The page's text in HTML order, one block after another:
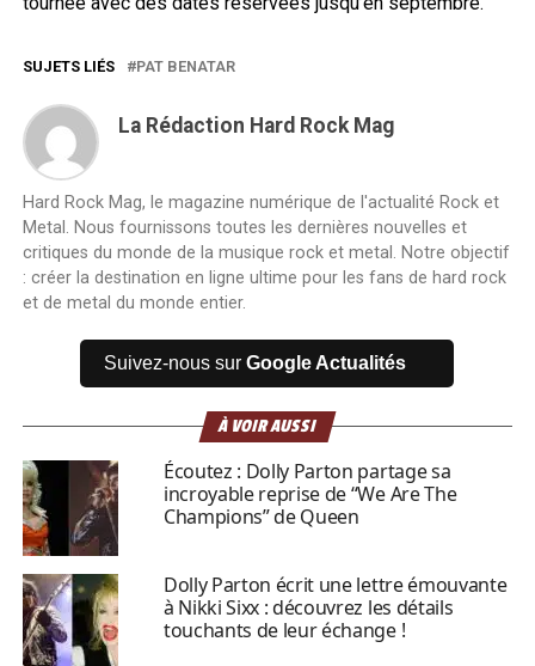
SUJETS LIÉS PAT BENATAR
La Rédaction Hard Rock Mag
Hard Rock Mag, le magazine numérique de l'actualité Rock et
Metal. Nous fournissons toutes les dernières nouvelles et
critiques du monde de la musique rock et metal. Notre objectif
: créer la destination en ligne ultime pour les fans de hard rock
et de metal du monde entier.
Suivez-nous surGoogle Actualités
À VOIR AUSSI
Écoutez : Dolly Parton partage sa
incroyable reprise de “We Are The
Champions” de Queen
Dolly Parton écrit une lettre émouvante
à Nikki Sixx : découvrez les détails
touchants de leur échange !